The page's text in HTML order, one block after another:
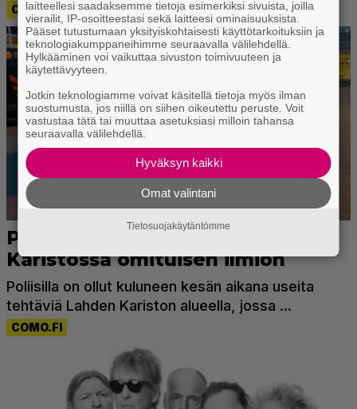
laitteellesi saadaksemme tietoja esimerkiksi sivuista, joilla
vierailit, IP-osoitteestasi sekä laitteesi ominaisuuksista.
Pääset tutustumaan yksityiskohtaisesti käyttötarkoituksiin ja
teknologiakumppaneihimme seuraavalla välilehdellä.
Hylkääminen voi vaikuttaa sivuston toimivuuteen ja
käytettävyyteen.
Jotkin teknologiamme voivat käsitellä tietoja myös ilman
suostumusta, jos niillä on siihen oikeutettu peruste. Voit
vastustaa tätä tai muuttaa asetuksiasi milloin tahansa
seuraavalla välilehdellä.
Hyväksyn kaikki
Omat valintani
Tietosuojakäytäntömme